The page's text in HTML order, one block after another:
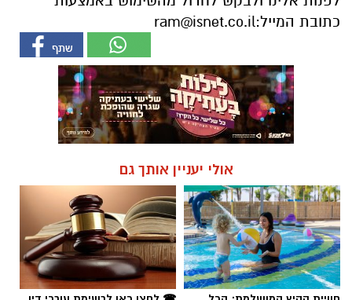
אולי יעניין אותך גם
חוויית הקיץ המושלמת: הכל
במקום אחד ברשת הקאנטרי-
חודשיים + חודש מתנה (כולל
החגים!)
☎ לחצו כאן לרשימת עורכי דין
בבאר שבע - אינדקס באר שבע
נט
חדשות